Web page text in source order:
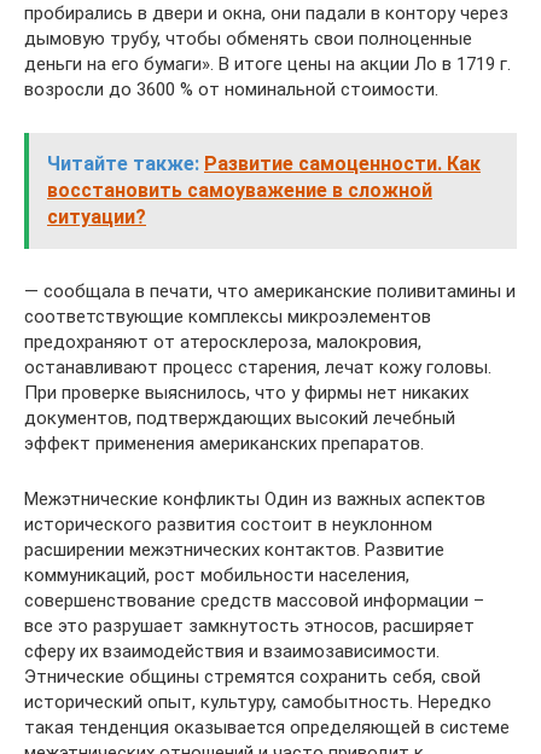
пробирались в двери и окна, они падали в контору через
дымовую трубу, чтобы обменять свои полноценные
деньги на его бумаги». В итоге цены на акции Ло в 1719 г.
возросли до 3600 % от номинальной стоимости.
Читайте также: Развитие самоценности. Как
восстановить самоуважение в сложной
ситуации?
— сообщала в печати, что американские поливитамины и
соответствующие комплексы микроэлементов
предохраняют от атеросклероза, малокровия,
останавливают процесс старения, лечат кожу головы.
При проверке выяснилось, что у фирмы нет никаких
документов, подтверждающих высокий лечебный
эффект применения американских препаратов.
Межэтнические конфликты Один из важных аспектов
исторического развития состоит в неуклонном
расширении межэтнических контактов. Развитие
коммуникаций, рост мобильности населения,
совершенствование средств массовой информации –
все это разрушает замкнутость этносов, расширяет
сферу их взаимодействия и взаимозависимости.
Этнические общины стремятся сохранить себя, свой
исторический опыт, культуру, самобытность. Нередко
такая тенденция оказывается определяющей в системе